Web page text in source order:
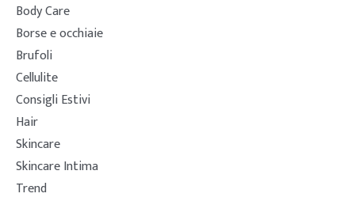
Body Care
Borse e occhiaie
Brufoli
Cellulite
Consigli Estivi
Hair
Skincare
Skincare Intima
Trend